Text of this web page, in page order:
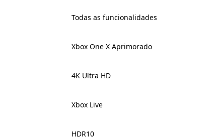
Todas as funcionalidades
Xbox One X Aprimorado
4K Ultra HD
Xbox Live
HDR10